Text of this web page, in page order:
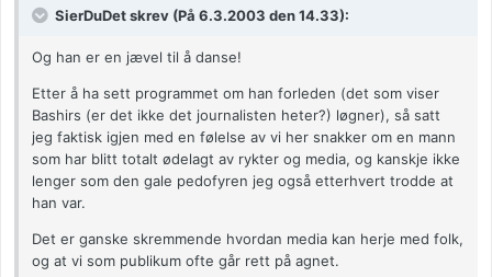
SierDuDet skrev (På 6.3.2003 den 14.33):
Og han er en jævel til å danse!
Etter å ha sett programmet om han forleden (det som viser
Bashirs (er det ikke det journalisten heter?) løgner), så satt
jeg faktisk igjen med en følelse av vi her snakker om en mann
som har blitt totalt ødelagt av rykter og media, og kanskje ikke
lenger som den gale pedofyren jeg også etterhvert trodde at
han var.
Det er ganske skremmende hvordan media kan herje med folk,
og at vi som publikum ofte går rett på agnet.